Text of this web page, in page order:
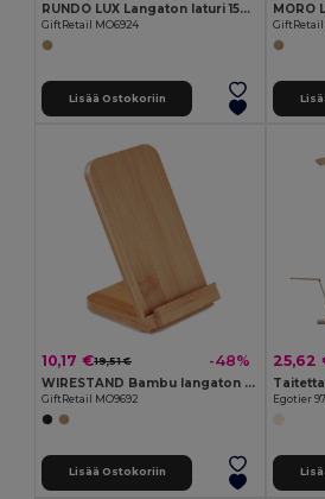
RUNDO LUX Langaton laturi 15W bambua
GiftRetail MO6924
Lisää Ostokoriin
MORO
GiftRetail
10,17 €19,51 € -48%
WIRESTAND Bambu langaton laturi MO9692-
GiftRetail MO9692
Lisää Ostokoriin
25,62
Egotier